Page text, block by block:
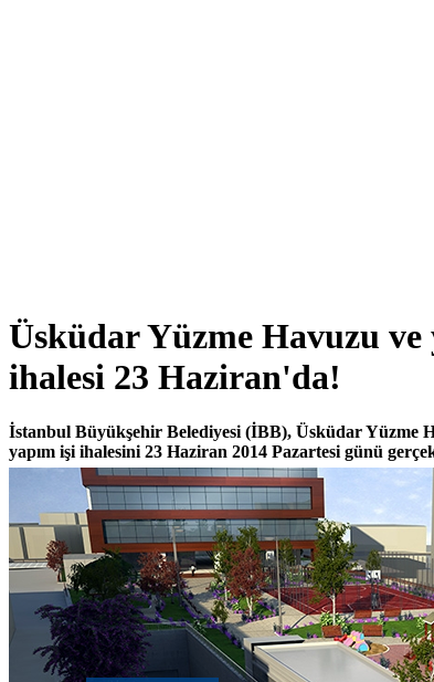
Üsküdar Yüzme Havuzu ve
ihalesi 23 Haziran'da!
İstanbul Büyükşehir Belediyesi (İBB), Üsküdar Yüzme
yapım işi ihalesini 23 Haziran 2014 Pazartesi günü